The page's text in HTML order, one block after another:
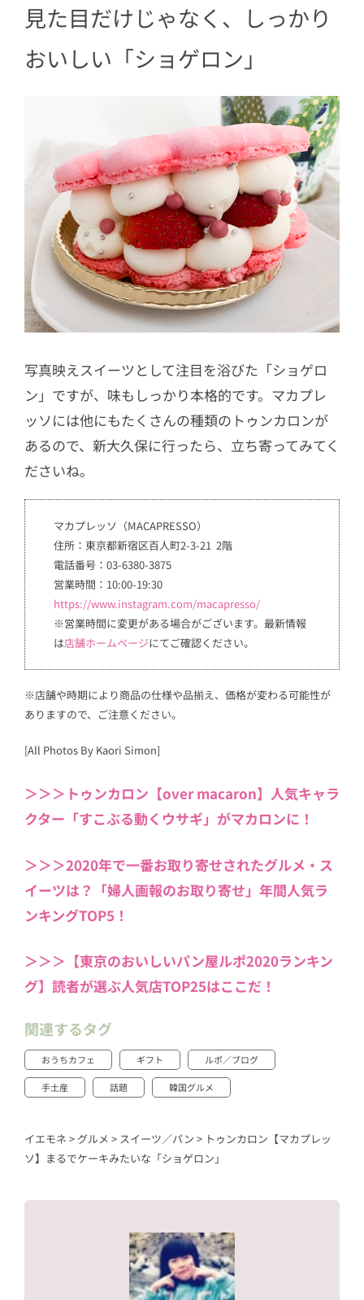
見た目だけじゃなく、しっかり
おいしい「ショゲロン」
写真映えスイーツとして注目を浴びた「ショゲロ
ン」ですが、味もしっかり本格的です。マカプレ
ッソには他にもたくさんの種類のトゥンカロンが
あるので、新大久保に行ったら、立ち寄ってみてく
ださいね。
マカプレッソ（MACAPRESSO）
住所：東京都新宿区百人町2-3-21 2階
電話番号：03-6380-3875
営業時間：10:00-19:30
https://www.instagram.com/macapresso/
※営業時間に変更がある場合がございます。最新情報
は店舗ホームページにてご確認ください。
※店舗や時期により商品の仕様や品揃え、価格が変わる可能性が
ありますので、ご注意ください。
[All Photos By Kaori Simon]
＞＞＞トゥンカロン【over macaron】人気キャラ
クター「すこぶる動くウサギ」がマカロンに！
＞＞＞2020年で一番お取り寄せされたグルメ・ス
イーツは？「婦人画報のお取り寄せ」年間人気ラ
ンキングTOP5！
＞＞＞【東京のおいしいパン屋ルポ2020ランキン
グ】読者が選ぶ人気店TOP25はここだ！
関連するタグ
おうちカフェ ギフト ルポ／ブログ
手土産 話題 韓国グルメ
イエモネ > グルメ > スイーツ／パン > トゥンカロン【マカプレッ
ソ】まるでケーキみたいな「ショゲロン」